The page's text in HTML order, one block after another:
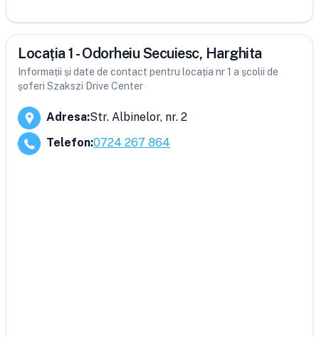
Locația 1 - Odorheiu Secuiesc, Harghita
Informații și date de contact pentru locația nr 1 a școlii de
șoferi Szakszi Drive Center
Adresa:Str. Albinelor, nr. 2
Telefon:0724 267 864